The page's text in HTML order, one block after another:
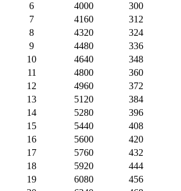
6
4000 300
7
4160 312
8
4320 324
9
4480 336
10
4640 348
11
4800 360
12
4960 372
13
5120 384
14
5280 396
15
5440 408
16
5600 420
17
5760 432
18
5920 444
19
6080 456